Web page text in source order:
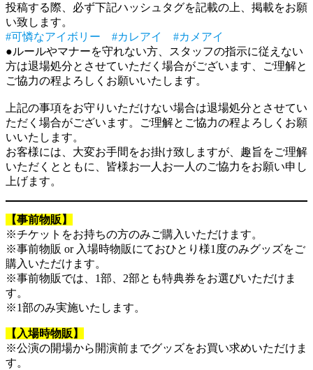
投稿する際、必ず下記ハッシュタグを記載の上、掲載をお願
い致します。
#可憐なアイボリー #カレアイ #カメアイ
●ルールやマナーを守れない方、スタッフの指示に従えない
方は退場処分とさせていただく場合がございます、ご理解と
ご協力の程よろしくお願いいたします。
上記の事項をお守りいただけない場合は退場処分とさせてい
ただく場合がございます。ご理解とご協力の程よろしくお願
いいたします。
お客様には、大変お手間をお掛け致しますが、趣旨をご理解
いただくとともに、皆様お一人お一人のご協力をお願い申し
上げます。
【事前物販】
※チケットをお持ちの方のみご購入いただけます。
※事前物販 or 入場時物販にておひとり様1度のみグッズをご
購入いただけます。
※事前物販では、1部、2部とも特典券をお選びいただけま
す。
※1部のみ実施いたします。
【入場時物販】
※公演の開場から開演前までグッズをお買い求めいただけま
す。